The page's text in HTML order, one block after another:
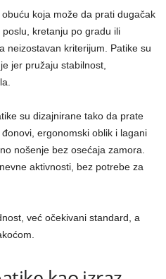
koja može da prati dugačak
kretanju po gradu ili
neizostavan kriterijum. Patike su
jer pružaju stabilnost,
su dizajnirane tako da prate
ergonomski oblik i lagani
nošenje bez osećaja zamora.
aktivnosti, bez potrebe za
već očekivani standard, a